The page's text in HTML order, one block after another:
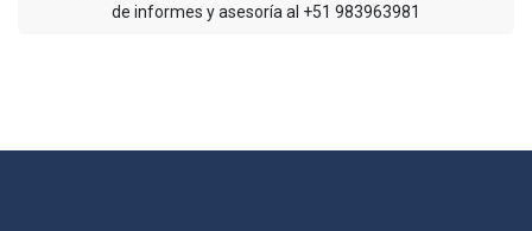
de informes y asesoría al +51 983963981